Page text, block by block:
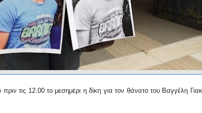
τις 12.00 το μεσημέρι η δίκη για τον θάνατο του Βαγγέλη